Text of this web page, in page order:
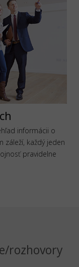
informácii o
záleží, každý jeden
pravidelne
rozhovory